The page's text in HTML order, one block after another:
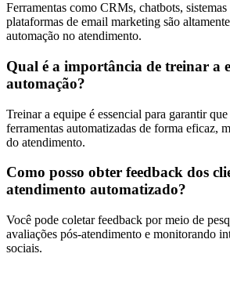
Ferramentas como CRMs, chatbots,
plataformas de email marketing são
automação no atendimento.
Qual é a importância de treinar a
automação?
Treinar a equipe é essencial para garantir que
ferramentas automatizadas de forma eficaz,
do atendimento.
Como posso obter feedback dos
atendimento automatizado?
Você pode coletar feedback por meio de
avaliações pós-atendimento e monitorando
sociais.